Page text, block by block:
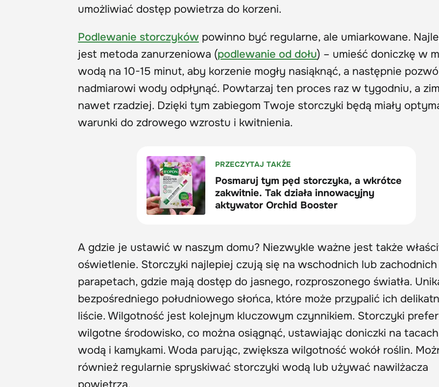
umożliwiać dostęp powietrza do korzeni.
Podlewanie storczyków powinno być regularne, ale umiarkowane.
jest metoda zanurzeniowa (podlewanie od dołu) – umieść doniczkę w
wodą na 10-15 minut, aby korzenie mogły nasiąknąć, a następnie
nadmiarowi wody odpłynąć. Powtarzaj ten proces raz w tygodniu, a
nawet rzadziej. Dzięki tym zabiegom Twoje storczyki będą miały
warunki do zdrowego wzrostu i kwitnienia.
A gdzie je ustawić w naszym domu? Niezwykle ważne jest także
oświetlenie. Storczyki najlepiej czują się na wschodnich lub zachodnich
parapetach, gdzie mają dostęp do jasnego, rozproszonego światła.
bezpośredniego południowego słońca, które może przypalić ich
liście. Wilgotność jest kolejnym kluczowym czynnikiem. Storczyki
wilgotne środowisko, co można osiągnąć, ustawiając doniczki na
wodą i kamykami. Woda parując, zwiększa wilgotność wokół roślin.
również regularnie spryskiwać storczyki wodą lub używać nawilżacza